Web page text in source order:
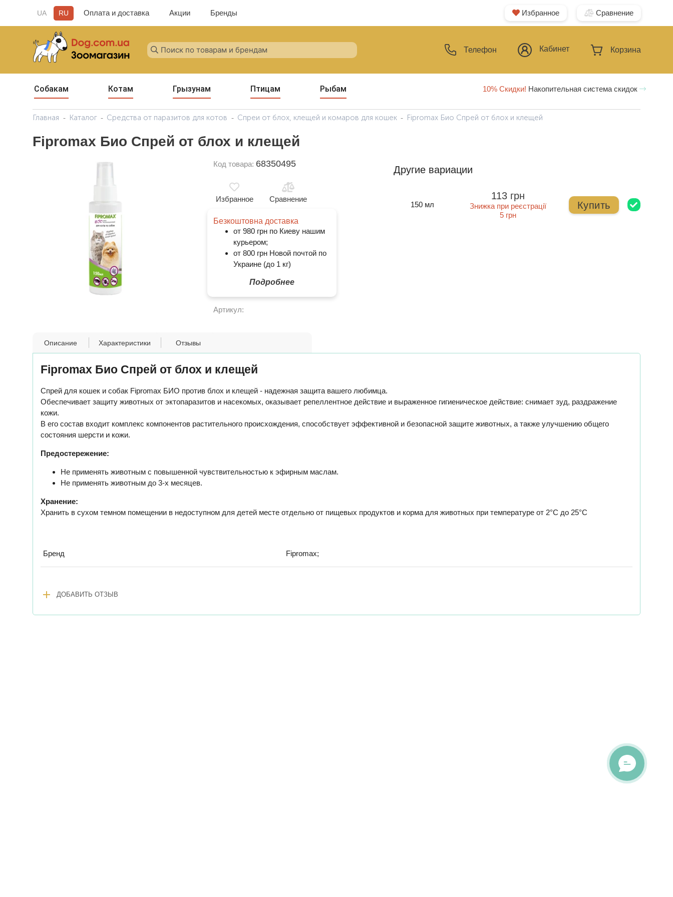
UA RU Оплата и доставка Акции Бренды Избранное Сравнение
Телефон Кабинет Корзина
Собакам Котам Грызунам Птицам Рыбам 10% Скидки! Накопительная система скидок
Главная Каталог Средства от паразитов для котов Спреи от блох, клещей и комаров для кошек Fipromax Био Спрей от блох и клещей
Fipromax Био Спрей от блох и клещей
Код товара: 68350495
Избранное Сравнение
Безкоштовна доставка
от 980 грн по Киеву нашим
курьером;
от 800 грн Новой почтой по
Украине (до 1 кг)
Подробнее
Артикул:
Другие вариации
150 мл
113 грн
Знижка при реєстрації
5 грн
Купить
Описание Характеристики Отзывы
Fipromax Био Спрей от блох и клещей
Спрей для кошек и собак Fipromax БИО против блох и клещей - надежная защита вашего любимца.
Обеспечивает защиту животных от эктопаразитов и насекомых, оказывает репеллентное действие и выраженное гигиеническое действие: снимает зуд, раздражение
кожи.
В его состав входит комплекс компонентов растительного происхождения, способствует эффективной и безопасной защите животных, а также улучшению общего
состояния шерсти и кожи.
Предостережение:
Не применять животным с повышенной чувствительностью к эфирным маслам.
Не применять животным до 3-х месяцев.
Хранение:
Хранить в сухом темном помещении в недоступном для детей месте отдельно от пищевых продуктов и корма для животных при температуре от 2°C до 25°C
Бренд Fipromax;
add ДОБАВИТЬ ОТЗЫВ